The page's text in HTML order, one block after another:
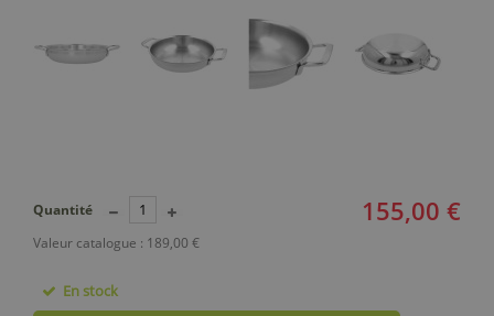
155,00 €
Quantité
Valeur catalogue : 189,00 €
En stock